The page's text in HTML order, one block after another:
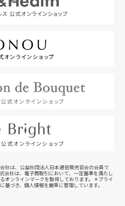
社は、公益社団法人日本通信販売協会の会員で
会社は、電子商取引において、一定基準を満たし
オンラインマークを取得しております。＊プライ
基づき、個人情報を厳重に管理しています。